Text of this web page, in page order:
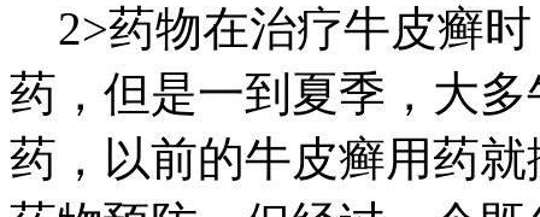
2>药物在治疗牛皮癣
药，但是一到夏季，大
药，以前的牛皮癣用药